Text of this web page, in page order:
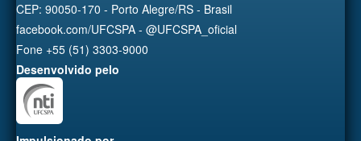
CEP: 90050-170 - Porto Alegre/RS - Brasil
facebook.com/UFCSPA - @UFCSPA_oficial
Fone +55 (51) 3303-9000
Desenvolvido pelo